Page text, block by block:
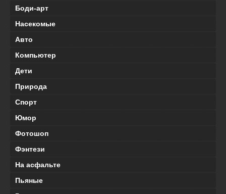
Боди-арт
Насекомые
Авто
Компьютер
Дети
Природа
Спорт
Юмор
Фотошоп
Фэнтези
На асфальте
Пьяные